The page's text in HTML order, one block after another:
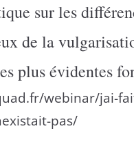
sur les
de la
plus évidentes
webinar/jai-
pas/